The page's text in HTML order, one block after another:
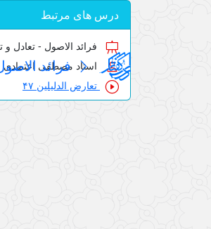
فرائد
درس های مرتبط
فرائد الاصول - تعادل و
استاد مصطفی اعتمادی
تعارض الدلیلین ۴۷